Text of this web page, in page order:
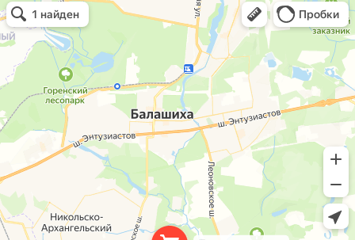
Кровля и кровельные материалы в Балашихе
Окна в Балашихе